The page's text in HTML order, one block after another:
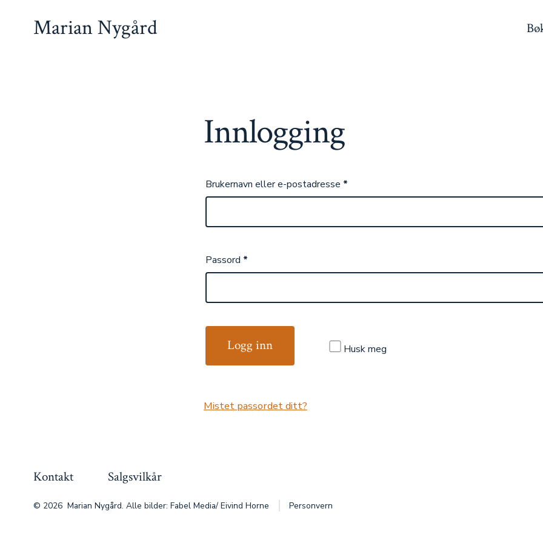
Marian Nygård
Innlogging
Brukernavn eller e-postadresse *
Passord *
Husk meg
Logg inn
Mistet passordet ditt?
Kontakt Salgsvilkår
© 2026 Marian Nygård. Alle bilder: Fabel Media/ Eivind Horne Personvern